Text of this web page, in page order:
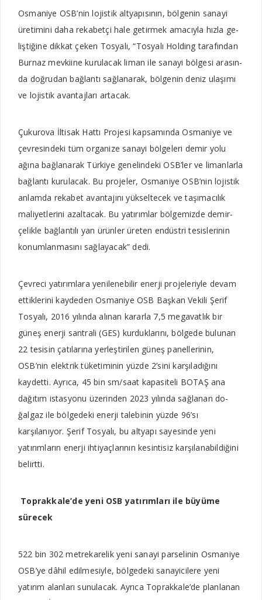
Osmaniye OSB’nin lojistik altyapısının, bölgenin sanayi
üretimini daha rekabetçi ha­le getirmek amacıyla hızla ge­
liştiğine dikkat çeken Tosya­lı, “Tosyalı Holding tarafından
Burnaz mevkiine kurulacak li­man ile sanayi bölgesi arasın­
da doğrudan bağlantı sağla­narak, bölgenin deniz ulaşımı
ve lojistik avantajları artacak.
Çukurova İltisak Hattı Projesi kapsamında Osmaniye ve
çev­resindeki tüm organize sanayi bölgeleri demir yolu
ağına bağ­lanarak Türkiye genelindeki OSB’ler ve limanlarla
bağlantı kurulacak. Bu projeler, Osma­niye OSB’nin lojistik
anlamda rekabet avantajını yükselte­cek ve taşımacılık
maliyetleri­ni azaltacak. Bu yatırımlar böl­gemizde demir-
çelikle bağlan­tılı yan ürünler üreten endüstri tesislerinin
konumlanmasını sağlayacak” dedi.
Çevreci yatırımlara yenile­nebilir enerji projeleriyle de­vam
ettiklerini kaydeden Os­maniye OSB Başkan Vekili Şe­rif
Tosyalı, 2016 yılında alınan kararla 7,5 megavatlık bir
güneş enerji santrali (GES) kurdukla­rını, bölgede bulunan
22 tesisin çatılarına yerleştirilen güneş panellerinin,
OSB’nin elektrik tüketiminin yüzde 2’sini kar­şıladığını
kaydetti. Ayrıca, 45 bin sm/saat kapasiteli BOTAŞ ana
dağıtım istasyonu üzerin­den 2023 yılında sağlanan do­
ğalgaz ile bölgedeki enerji tale­binin yüzde 96’sı
karşılanıyor. Şerif Tosyalı, bu altyapı saye­sinde yeni
yatırımların enerji ihtiyaçlarının kesintisiz karşı­lanabildiğini
belirtti.
Toprakkale’de yeni OSB yatırımları ile büyüme
sürecek
522 bin 302 metrekarelik yeni sanayi parselinin Osmaniye
OSB’ye dâhil edilmesiyle, bölgedeki sanayicilere yeni
yatırım alanları sunulacak. Ayrıca Toprakkale’de planlanan